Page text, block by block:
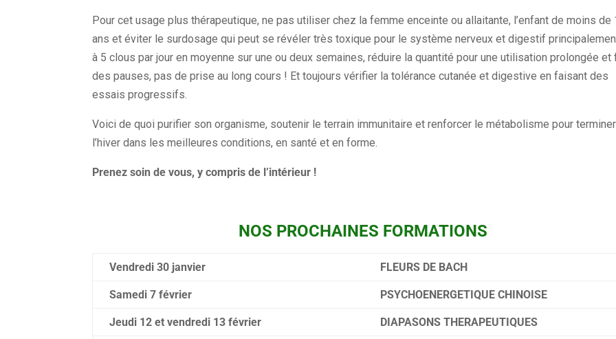
Pour cet usage plus thérapeutique, ne pas utiliser chez la femme enceinte ou allaitante, l’enfant de moins de
ans et éviter le surdosage qui peut se révéler très toxique pour le système nerveux et digestif
à 5 clous par jour en moyenne sur une ou deux semaines, réduire la quantité pour une utilisation prolongée et
des pauses, pas de prise au long cours ! Et toujours vérifier la tolérance cutanée et digestive en faisant des
essais progressifs.
Voici de quoi purifier son organisme, soutenir le terrain immunitaire et renforcer le métabolisme pour terminer
l’hiver dans les meilleures conditions, en santé et en forme.
Prenez soin de vous, y compris de l’intérieur !
NOS PROCHAINES FORMATIONS
Vendredi 30 janvier FLEURS DE BACH
Samedi 7 février PSYCHOENERGETIQUE CHINOISE
Jeudi 12 et vendredi 13 février DIAPASONS THERAPEUTIQUES